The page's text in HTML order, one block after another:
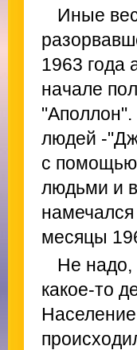
Иные
1963 года
начале
"Аполлон".
людей -
с
людьми и
месяцы
Не надо,
какое-то